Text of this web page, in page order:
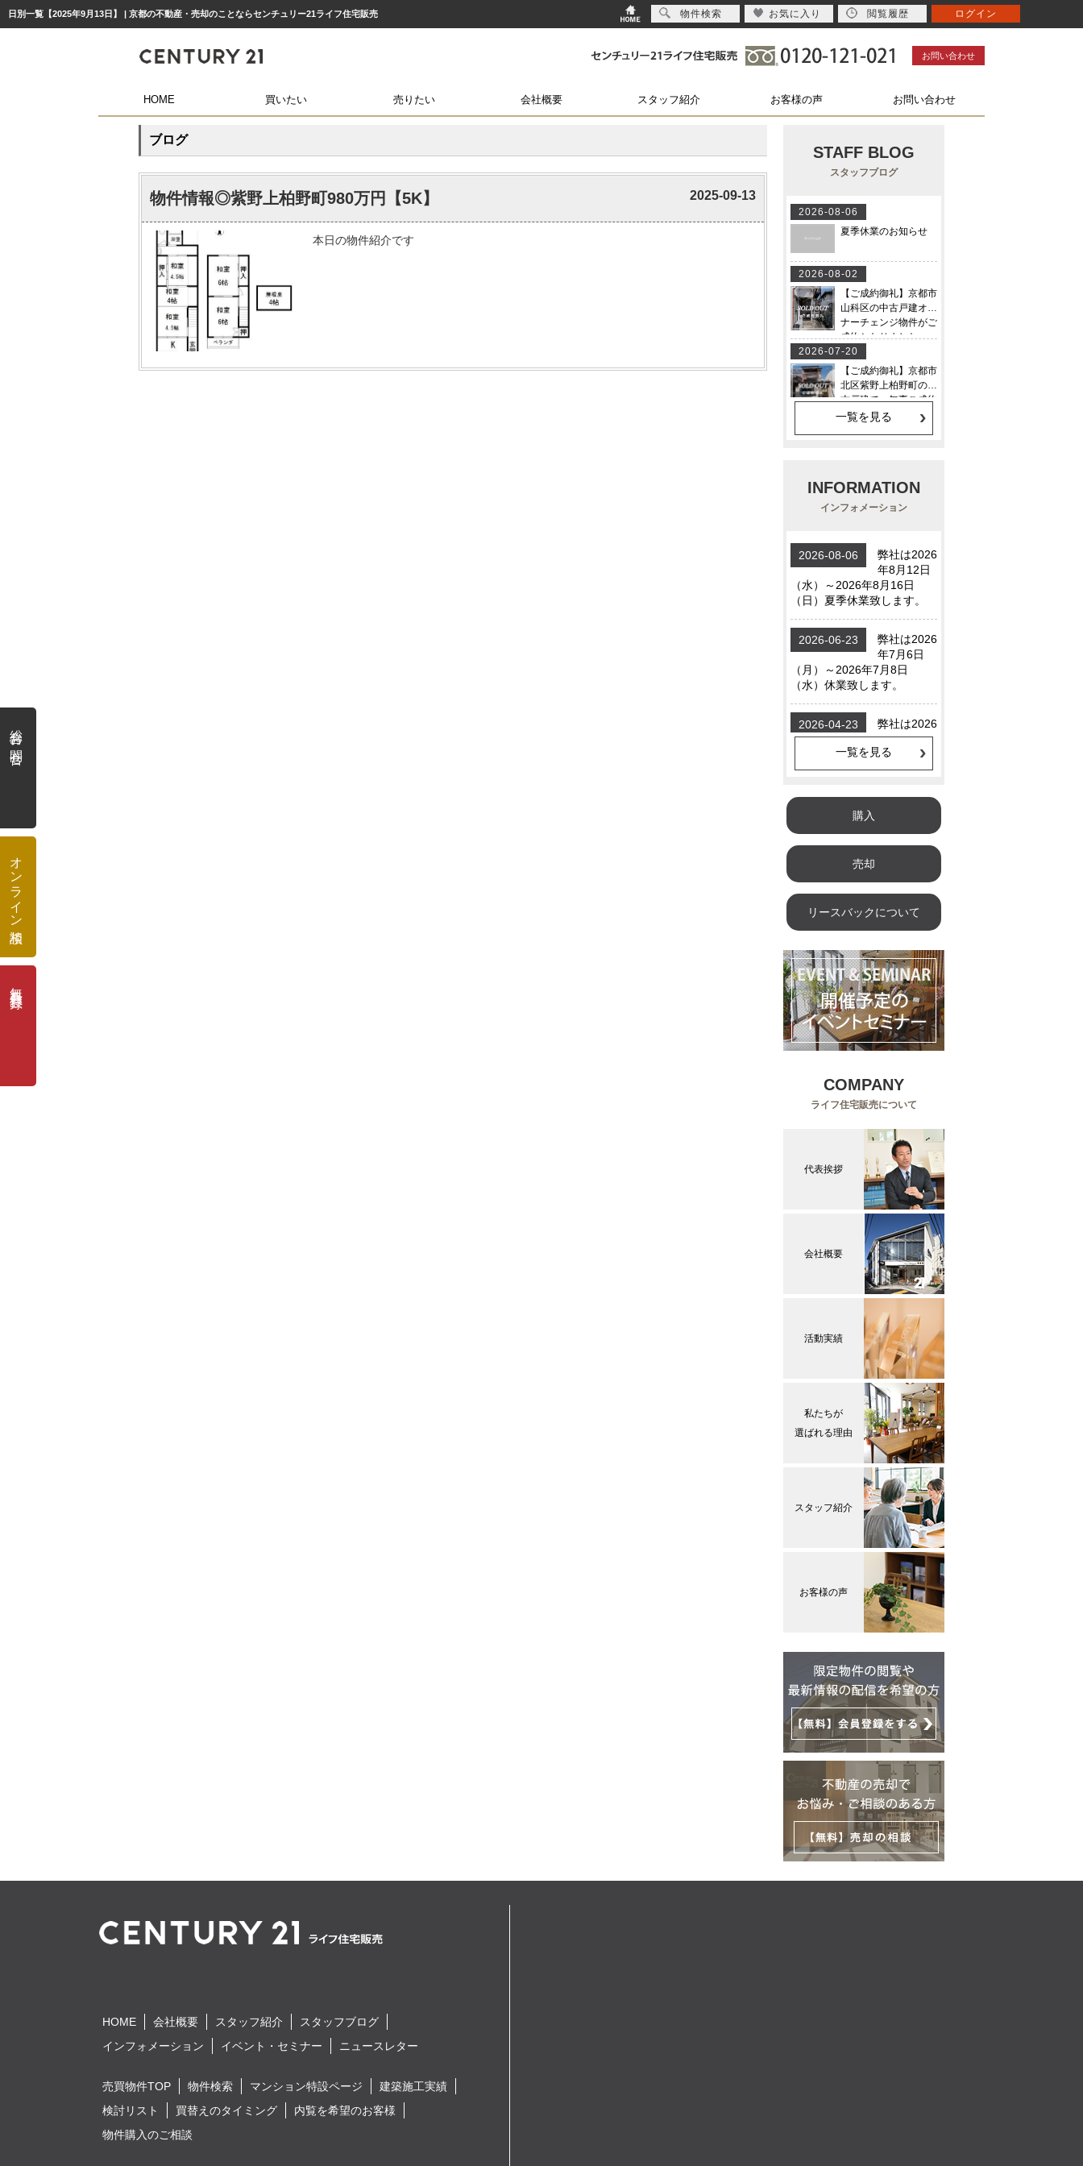
日別一覧【2025年9月13日】 | 京都の不動産・売却のことならセンチュリー21ライフ住宅販売
お問い合わせ
HOME 買いたい 売りたい 会社概要 スタッフ紹介 お客様の声 お問い合わせ
ブログ
物件情報◎紫野上柏野町980万円【5K】 2025-09-13
本日の物件紹介です
STAFF BLOG
スタッフブログ
一覧を見る
INFORMATION
インフォメーション
一覧を見る
購入
売却
リースバックについて
COMPANY
ライフ住宅販売について
代表挨拶
会社概要
活動実績
私たちが
選ばれる理由
スタッフ紹介
お客様の声
HOME 会社概要 スタッフ紹介
スタッフブログ
インフォメーション
イベント・セミナー ニュースレター
売買物件TOP 物件検索 マンション特設ページ
建築施工実績
検討リスト
買替えのタイミング
内覧を希望のお客様
物件購入のご相談
総合お問合せ
オンライン相談
物件検索 お気に入り 閲覧履歴 ログイン